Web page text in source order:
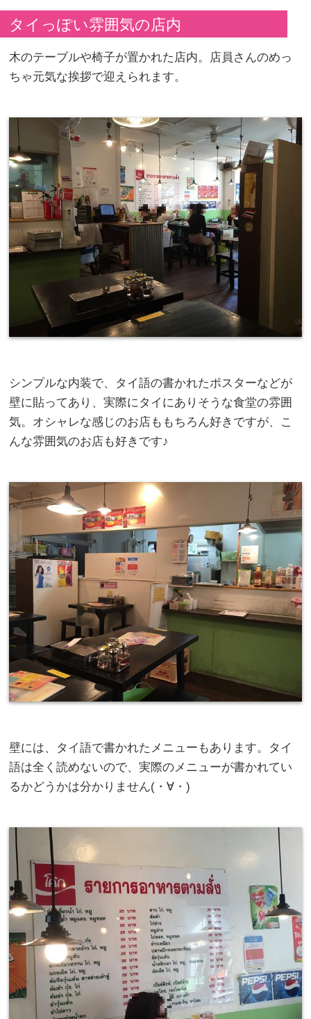
タイっぽい雰囲気の店内
木のテーブルや椅子が置かれた店内。店員さんのめっ
ちゃ元気な挨拶で迎えられます。
シンプルな内装で、タイ語の書かれたポスターなどが
壁に貼ってあり、実際にタイにありそうな食堂の雰囲
気。オシャレな感じのお店ももちろん好きですが、こ
んな雰囲気のお店も好きです♪
壁には、タイ語で書かれたメニューもあります。タイ
語は全く読めないので、実際のメニューが書かれてい
るかどうかは分かりません(・∀・)